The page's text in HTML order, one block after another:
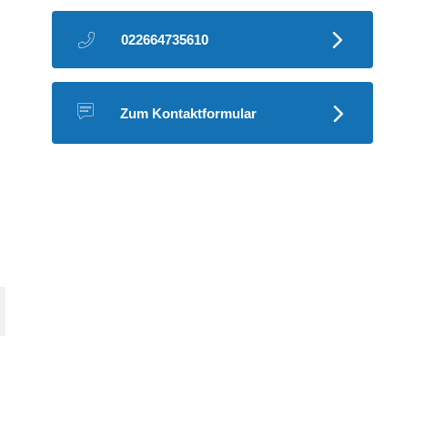
022664735610
Zum Kontaktformular